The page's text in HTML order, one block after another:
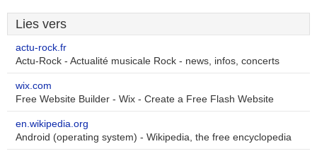
Lies vers
actu-rock.fr
Actu-Rock - Actualité musicale Rock - news, infos, concerts
wix.com
Free Website Builder - Wix - Create a Free Flash Website
en.wikipedia.org
Android (operating system) - Wikipedia, the free encyclopedia